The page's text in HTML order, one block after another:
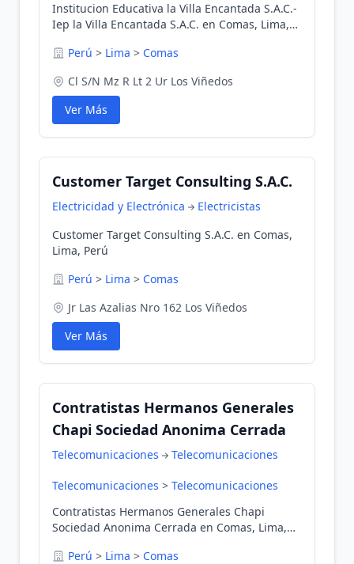
Institucion Educativa la Villa Encantada S.A.C.-
Iep la Villa Encantada S.A.C. en Comas, Lima,
Perú > Lima > Comas
Cl S/N Mz R Lt 2 Ur Los Viñedos
Ver Más
Customer Target Consulting S.A.C.
Electricidad y Electrónica
Electricistas
Customer Target Consulting S.A.C. en Comas,
Lima, Perú
Perú > Lima > Comas
Jr Las Azalias Nro 162 Los Viñedos
Ver Más
Contratistas Hermanos Generales
Chapi Sociedad Anonima Cerrada
Telecomunicaciones Telecomunicaciones
Telecomunicaciones > Telecomunicaciones
Contratistas Hermanos Generales Chapi
Sociedad Anonima Cerrada en Comas, Lima,
Perú > Lima > Comas